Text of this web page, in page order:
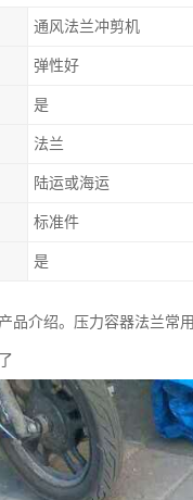
通风法兰冲剪机
弹性好
是
法兰
陆运或海运
标准件
是
品介绍。压力容器法兰常